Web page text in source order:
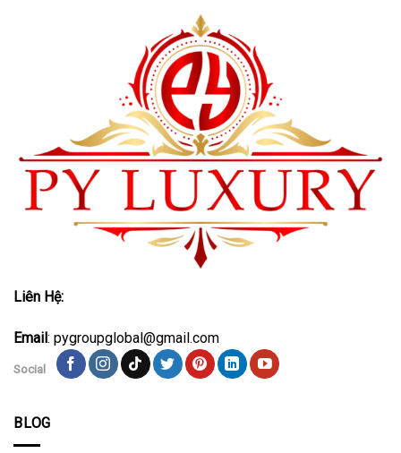
Liên Hệ:
Email: pygroupglobal@gmail.com
Social
BLOG